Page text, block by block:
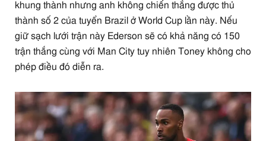
khung thành nhưng anh không chiến thắng được thủ
thành số 2 của tuyển Brazil ở World Cup lần này. Nếu
giữ sạch lưới trận này Ederson sẽ có khả năng có 150
trận thắng cùng với Man City tuy nhiên Toney không cho
phép điều đó diễn ra.